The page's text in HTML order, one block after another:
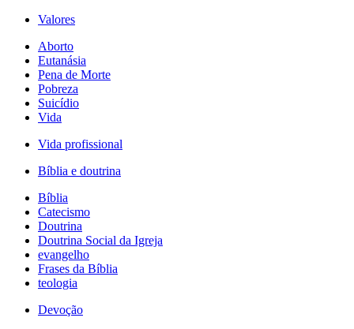
Valores
Aborto
Eutanásia
Pena de Morte
Pobreza
Suicídio
Vida
Vida profissional
Bíblia e doutrina
Bíblia
Catecismo
Doutrina
Doutrina Social da Igreja
evangelho
Frases da Bíblia
teologia
Devoção